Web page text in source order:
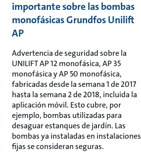
importante sobre las bombas
monofásicas Grundfos Unilift
AP
Advertencia de seguridad sobre la
UNILIFT AP 12 monofásica, AP 35
monofásica y AP 50 monofásica,
fabricadas desde la semana 1 de 2017
hasta la semana 2 de 2018, incluida la
aplicación móvil. Esto cubre, por
ejemplo, bombas utilizadas para
desaguar estanques de jardín. Las
bombas ya instaladas en instalaciones
fijas se consideran seguras.